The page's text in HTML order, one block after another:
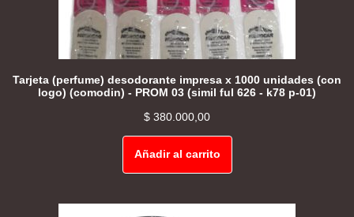
Tarjeta (perfume) desodorante impresa x 1000 unidades (con
logo) (comodin) - PROM 03 (simil ful 626 - k78 p-01)
$ 380.000,00
Añadir al carrito